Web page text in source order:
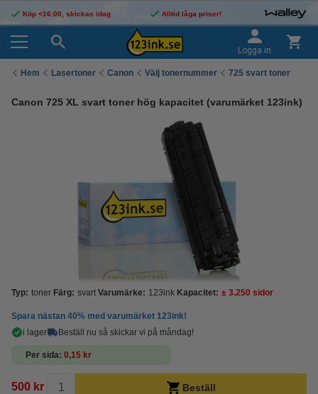
Köp <16:00, skickas idag Alltid låga priser!
Logga in
Hem Lasertoner Canon Välj tonernummer 725 svart toner
Canon 725 XL svart toner hög kapacitet (varumärket 123ink)
Typ: toner Färg: svart Varumärke: 123ink Kapacitet: ± 3.250 sidor
Spara nästan 40% med varumärket 123ink!
i lager
Beställ nu så skickar vi på måndag!
Per sida 0,15 kr
500 kr Beställ